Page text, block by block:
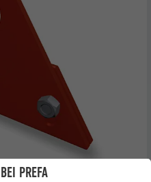
PREFA